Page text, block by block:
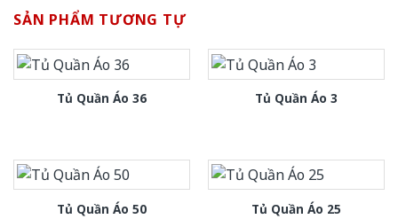
SẢN PHẨM TƯƠNG TỰ
Tủ Quần Áo 36 Tủ Quần Áo 3
Tủ Quần Áo 50 Tủ Quần Áo 25